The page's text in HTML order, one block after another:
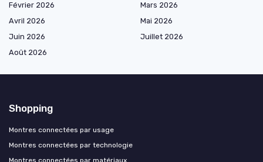
Février 2026
Mars 2026
Avril 2026
Mai 2026
Juin 2026
Juillet 2026
Août 2026
Shopping
Montres connectées par usage
Montres connectées par technologie